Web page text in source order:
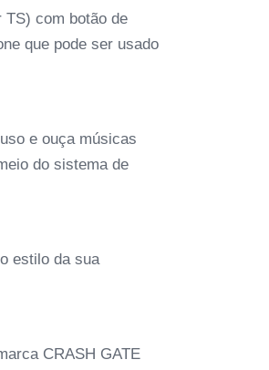
TS) com botão de
que pode ser usado
e ouça músicas
do sistema de
estilo da sua
CRASH GATE